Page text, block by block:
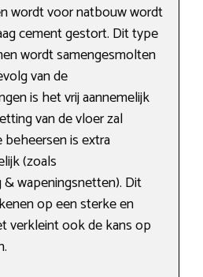
wordt voor natbouw wordt
cement gestort. Dit type
wordt samengesmolten
van de
is het vrij aannemelijk
van de vloer zal
is extra
(zoals
wapeningsnetten). Dit
op een sterke en
verkleint ook de kans op